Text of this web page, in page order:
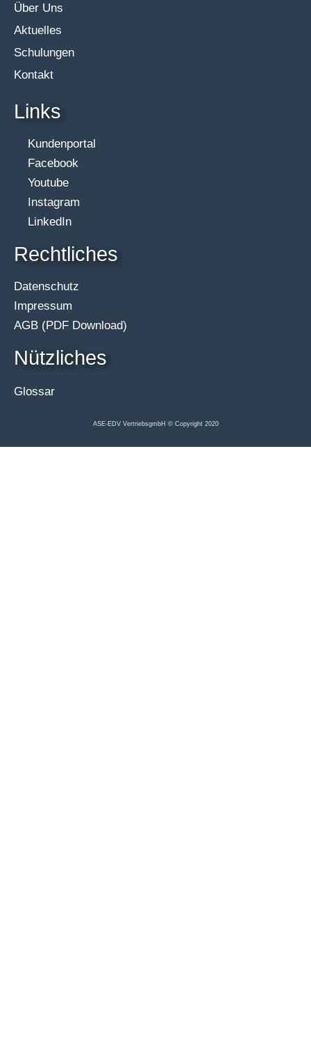
Über Uns
Aktuelles
Schulungen
Kontakt
Links
Kundenportal
Facebook
Youtube
Instagram
LinkedIn
Rechtliches
Datenschutz
Impressum
AGB (PDF Download)
Nützliches
Glossar
ASE-EDV VertriebsgmbH © Copyright 2020